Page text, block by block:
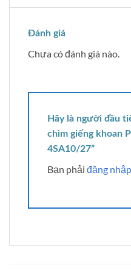
Đánh giá
Chưa có đánh giá nào.
Hãy là người đầu
chìm giếng khoan
4SA10/27”
Bạn phải đăng nhập